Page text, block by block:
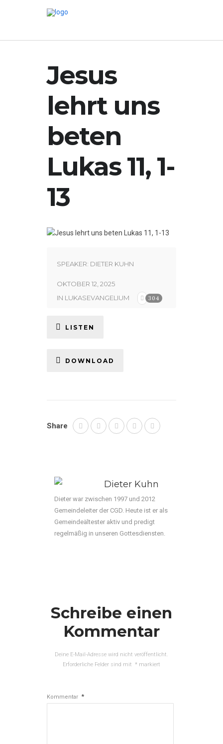
Jesus
lehrt uns
beten
Lukas 11, 1-
13
SPEAKER: DIETER KUHN
OKTOBER 12, 2025
IN LUKASEVANGELIUM 304
LISTEN
DOWNLOAD
Share
Dieter Kuhn
Dieter war zwischen 1997 und 2012
Gemeindeleiter der CGD. Heute ist er als
Gemeindeältester aktiv und predigt
regelmäßig in unseren Gottesdiensten.
Schreibe einen
Kommentar
Deine E-Mail-Adresse wird nicht veröffentlicht.
Erforderliche Felder sind mit * markiert
Kommentar *